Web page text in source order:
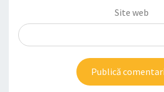
Site web